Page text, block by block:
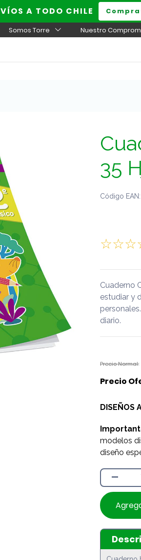
A TODO CHILE
Somos Torre Nuestro
35
Código
Cuaderno
estudiar y
diario.
El
original
$1.290.
El
actual
$1.190.
DISEÑOS
modelos
diseño
-